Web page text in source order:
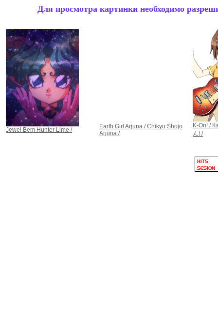
Для просмотра картинки необходимо
Jewel Bem Hunter Lime /
Earth Girl Arjuna / Chikyu Shojo
Arjuna /
K-On! /
ん! /